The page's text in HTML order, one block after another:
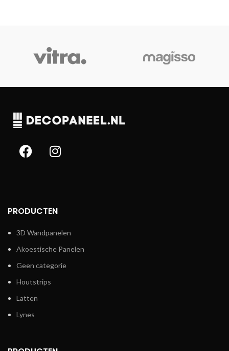
PRODUCTEN
3D Wandpanelen
Akoestische Panelen
Geen categorie
Houtstrips
Latten
Lynes